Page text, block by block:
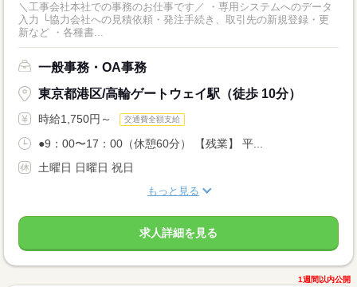
＼工事会社本社での事務のお仕事です／ ・専用システムへのデータ
入力 └協力会社への見積依頼・発注手続き、取引先の新規登録・更
新など ・各種書...
一般事務・OA事務
東京都港区/高輪ゲートウェイ駅（徒歩 10分）
時給1,750円～ 交通費全額支給
●9：00〜17：00（休憩60分） 【残業】 平...
土曜日 日曜日 祝日
もっと見る
求人詳細を見る
1週間以内公開